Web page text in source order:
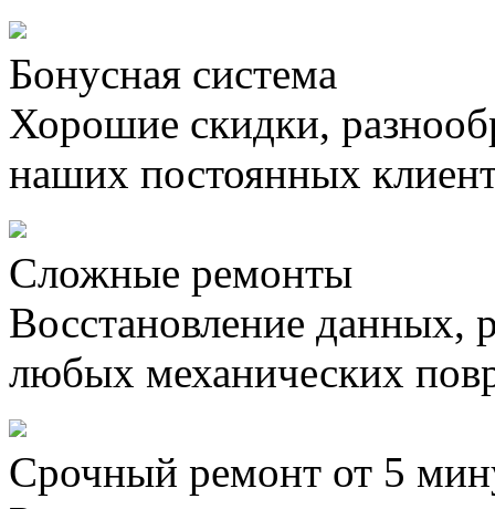
Бонусная система
Хорошие скидки,
наших постоянных
Сложные ремонты
Восстановление данных,
любых механических
Срочный ремонт от 5